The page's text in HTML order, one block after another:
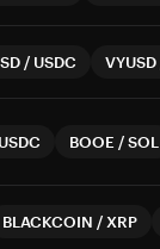
/ USDC VYUSD
USDC BOOE /SOL
BLACKCOIN / XRP